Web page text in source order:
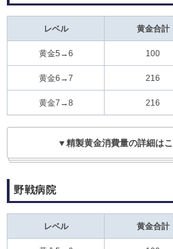
レベル 黄金合計
黄金5→6 100
黄金6→7 216
黄金7→8 216
▼精製黄金消費量の詳細は
野戦病院
レベル 黄金合計